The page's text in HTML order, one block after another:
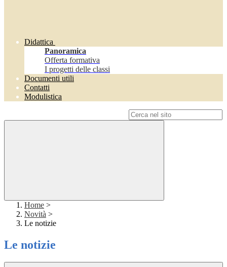
Didattica
Panoramica
Offerta formativa
I progetti delle classi
Documenti utili
Contatti
Modulistica
Home >
Novità >
Le notizie
Le notizie